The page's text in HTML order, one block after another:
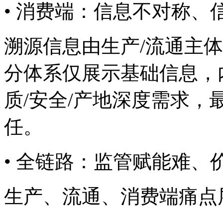
• 消费端：信息不对称
溯源信息由生产/流通主体单
分体系仅展示基础信息
质/安全/产地深度需求
任。
• 全链路：监管赋能难
生产、流通、消费端